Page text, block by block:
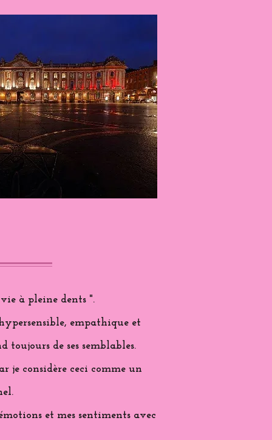
à pleine dents ".
empathique et
de ses semblables.
je considère ceci comme un
et mes sentiments avec